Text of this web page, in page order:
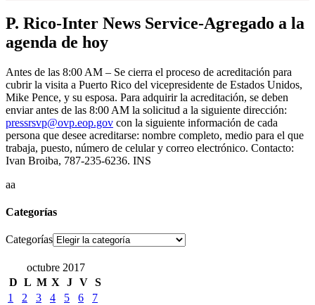
P. Rico-Inter News Service-Agregado a la
agenda de hoy
Antes de las 8:00 AM – Se cierra el proceso de acreditación para
cubrir la visita a Puerto Rico del vicepresidente de Estados Unidos,
Mike Pence, y su esposa. Para adquirir la acreditación, se deben
enviar antes de las 8:00 AM la solicitud a la siguiente dirección:
pressrsvp@ovp.eop.gov con la siguiente información de cada
persona que desee acreditarse: nombre completo, medio para el que
trabaja, puesto, número de celular y correo electrónico. Contacto:
Ivan Broiba, 787-235-6236. INS
aa
Categorías
Categorías
octubre 2017
D L M X J V S
1
2 3 4 5 6
7